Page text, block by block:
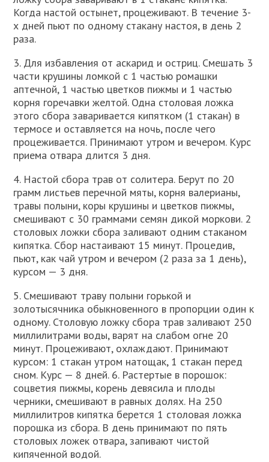
Когда настой остынет, процеживают. В течение 3-
х дней пьют по одному стакану настоя, в день 2
раза.
3. Для избавления от аскарид и остриц. Смешать 3
части крушины ломкой с 1 частью ромашки
аптечной, 1 частью цветков пижмы и 1 частью
корня горечавки желтой. Одна столовая ложка
этого сбора заваривается кипятком (1 стакан) в
термосе и оставляется на ночь, после чего
процеживается. Принимают утром и вечером. Курс
приема отвара длится 3 дня.
4. Настой сбора трав от солитера. Берут по 20
грамм листьев перечной мяты, корня валерианы,
травы полыни, коры крушины и цветков пижмы,
смешивают с 30 граммами семян дикой моркови. 2
столовых ложки сбора заливают одним стаканом
кипятка. Сбор настаивают 15 минут. Процедив,
пьют, как чай утром и вечером (2 раза за 1 день),
курсом — 3 дня.
5. Смешивают траву полыни горькой и
золотысячника обыкновенного в пропорции один к
одному. Столовую ложку сбора трав заливают 250
миллилитрами воды, варят на слабом огне 20
минут. Процеживают, охлаждают. Принимают
курсом: 1 стакан утром натощак, 1 стакан перед
сном. Курс — 8 дней. 6. Растертые в порошок:
соцветия пижмы, корень девясила и плоды
черники, смешивают в равных долях. На 250
миллилитров кипятка берется 1 столовая ложка
порошка из сбора. В день принимают по пять
столовых ложек отвара, запивают чистой
кипяченной водой.